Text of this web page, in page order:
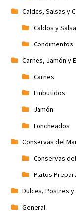
Caldos, Salsas y
Caldos y
Condimentos
Carnes, Jamón y
Carnes
Embutidos
Jamón
Loncheados
Conservas del
Conservas
Platos
Dulces, Postres y
General